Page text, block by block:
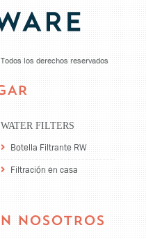
Todos los derechos reservados
WATER FILTERS
Botella Filtrante RW
Filtración en casa
NOSOTROS